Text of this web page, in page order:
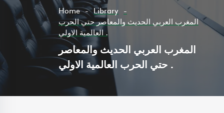
Home
Library
المغرب العربي الحديث والمعاصر حتي الحرب
العالمية الاولي .
المغرب العربي الحديث والمعاصر
حتي الحرب العالمية الاولي .